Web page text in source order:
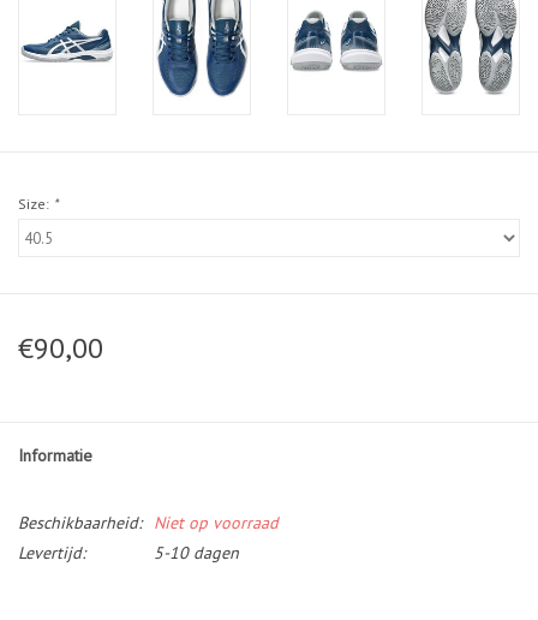
Size: *
€90,00
Informatie
Beschikbaarheid:
Niet op voorraad
Levertijd:
5-10 dagen